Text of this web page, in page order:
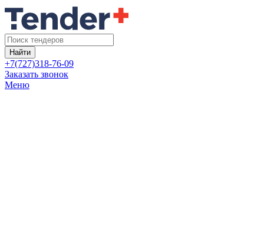
Найти
+7(727)318-76-09
Заказать звонок
Меню